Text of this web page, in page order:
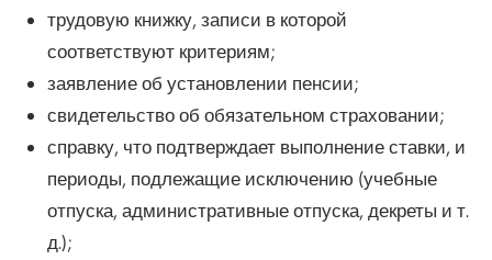
трудовую книжку, записи в которой
соответствуют критериям;
заявление об установлении пенсии;
свидетельство об обязательном страховании;
справку, что подтверждает выполнение ставки, и
периоды, подлежащие исключению (учебные
отпуска, административные отпуска, декреты и т.
д.);